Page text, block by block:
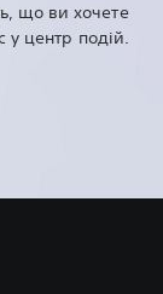
що ви хочете
у центр подій.